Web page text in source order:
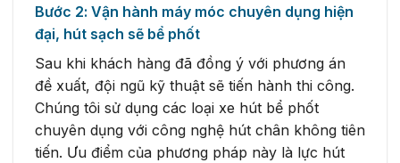
Bước 2: Vận hành máy móc chuyên dụng hiện
đại, hút sạch sẽ bể phốt
Sau khi khách hàng đã đồng ý với phương án
đề xuất, đội ngũ kỹ thuật sẽ tiến hành thi công.
Chúng tôi sử dụng các loại xe hút bể phốt
chuyên dụng với công nghệ hút chân không tiên
tiến. Ưu điểm của phương pháp này là lực hút